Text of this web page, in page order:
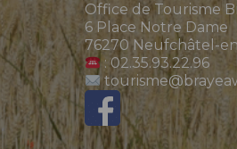
Office de Tourisme
6 Place Notre Dame
76270 Neufchâtel-
: 02.35.93.22.96